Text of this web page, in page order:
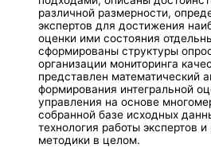
различной размерности,
экспертов для достижения
оценки ими состояния
сформированы структуры
организации мониторинга
представлен математический
формирования интегральной
управления на основе
собранной базе исходных
технология работы экспертов
методики в целом.